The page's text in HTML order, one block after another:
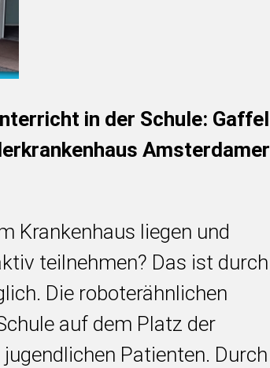
in der Schule: Gaffel
Amsterdamer
Krankenhaus liegen und
teilnehmen? Das ist durch
Die roboterähnlichen
auf dem Platz der
Patienten. Durch